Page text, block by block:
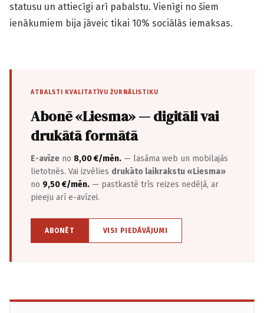
statusu un attiecīgi arī pabalstu. Vienīgi no šiem
ienākumiem bija jāveic tikai 10% sociālās iemaksas.
ATBALSTI KVALITATĪVU ŽURNĀLISTIKU
Abonē «Liesma» — digitāli vai
drukātā formātā
E-avīze no 8,00 €/mēn. — lasāma web un mobilajās
lietotnēs. Vai izvēlies drukāto laikrakstu «Liesma»
no 9,50 €/mēn. — pastkastē trīs reizes nedēļā, ar
pieeju arī e-avīzei.
ABONĒT VISI PIEDĀVĀJUMI